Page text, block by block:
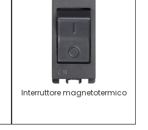
Interruttore magnetotermico